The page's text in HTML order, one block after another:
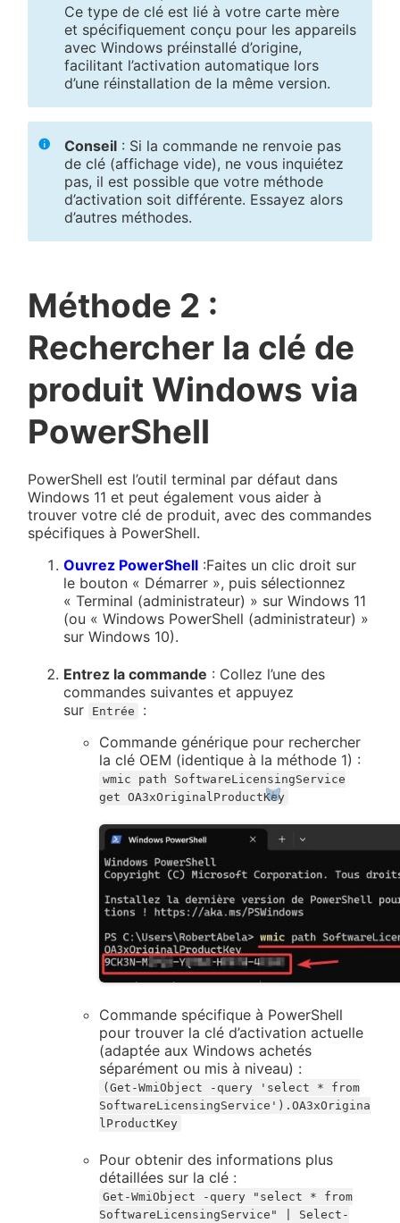
Ce type de clé est lié à votre carte mère
et spécifiquement conçu pour les appareils
avec Windows préinstallé d’origine,
facilitant l’activation automatique lors
d’une réinstallation de la même version.
Conseil : Si la commande ne renvoie pas
de clé (affichage vide), ne vous inquiétez
pas, il est possible que votre méthode
d’activation soit différente. Essayez alors
d’autres méthodes.
Méthode 2 :
Rechercher la clé de
produit Windows via
PowerShell
PowerShell est l’outil terminal par défaut dans
Windows 11 et peut également vous aider à
trouver votre clé de produit, avec des commandes
spécifiques à PowerShell.
Ouvrez PowerShell :Faites un clic droit sur
le bouton « Démarrer », puis sélectionnez
« Terminal (administrateur) » sur Windows 11
(ou « Windows PowerShell (administrateur) »
sur Windows 10).
Entrez la commande : Collez l’une des
commandes suivantes et appuyez
sur
Entrée
:
Commande générique pour rechercher
la clé OEM (identique à la méthode 1) :
wmic path SoftwareLicensingService
get OA3xOriginalProductKey
Commande spécifique à PowerShell
pour trouver la clé d’activation actuelle
(adaptée aux Windows achetés
séparément ou mis à niveau) :
(Get-WmiObject -query 'select * from
SoftwareLicensingService').OA3xOrigina
lProductKey
Pour obtenir des informations plus
détaillées sur la clé :
Get-WmiObject -query "select * from
SoftwareLicensingService" | Select-